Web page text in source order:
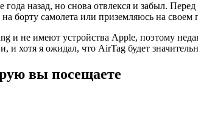
назад, но снова отвлекся и забыл.
борту самолета или приземляюсь на своем
и не имеют устройства Apple, поэтому
и хотя я ожидал, что AirTag будет
вы посещаете